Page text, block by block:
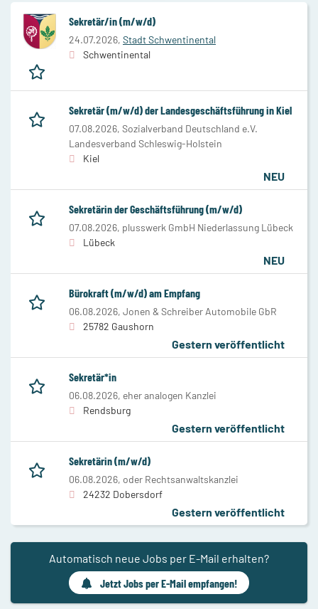
Sekretär/in (m/w/d)
24.07.2026, Stadt Schwentinental
Schwentinental
Sekretär (m/w/d) der Landesgeschäftsführung in Kiel
07.08.2026, Sozialverband Deutschland e.V.
Landesverband Schleswig-Holstein
Kiel
NEU
Sekretärin der Geschäftsführung (m/w/d)
07.08.2026, plusswerk GmbH Niederlassung Lübeck
Lübeck
NEU
Bürokraft (m/w/d) am Empfang
06.08.2026, Jonen & Schreiber Automobile GbR
25782 Gaushorn
Gestern veröffentlicht
Sekretär*in
06.08.2026, eher analogen Kanzlei
Rendsburg
Gestern veröffentlicht
Sekretärin (m/w/d)
06.08.2026, oder Rechtsanwaltskanzlei
24232 Dobersdorf
Gestern veröffentlicht
Automatisch neue Jobs per E-Mail erhalten?
Jetzt Jobs per E-Mail empfangen!